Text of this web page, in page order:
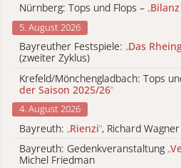
Nürnberg: Tops und Flops – „
5. August 2026
Bayreuther Festspiele: „Das
(zweiter Zyklus)
Krefeld/Mönchengladbach: Tops
der Saison 2025/26“
4. August 2026
Bayreuth: „Rienzi“, Richard
Bayreuth: Gedenkveranstaltung „
Michel Friedman